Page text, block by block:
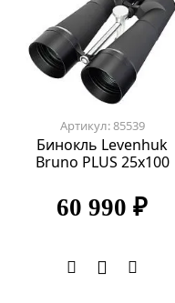
Артикул: 85539
Бинокль Levenhuk
Bruno PLUS 25x100
60 990 ₽